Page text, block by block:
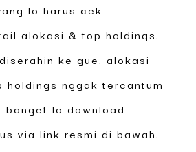
lo harus cek
alokasi & top holdings.
ke gue, alokasi
nggak tercantum
lo download
via link resmi di bawah.